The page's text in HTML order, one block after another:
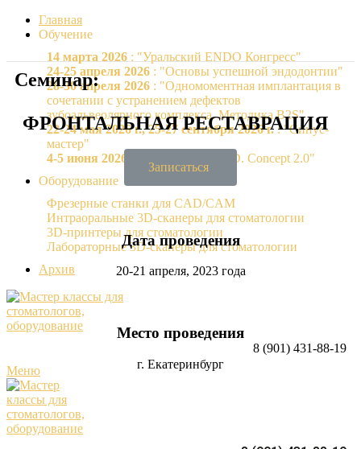
Главная
Обучение
14 марта 2026 : "Уральский ENDO Конгресс"
24-25 апреля 2026 : "Основы успешной эндодонтии"
28-30 апреля 2026 : "Одномоментная имплантация в
сочетании с устранением дефектов
зубоальвеолярного комплекса. Методика B2S"
22-24 мая 2026 г., 25-27 сентября 2026 г.: "Синус-
мастер"
4-5 июня 2026 г.
: "VERTIPREP F.D. Concept 2.0"
Оборудование
Фрезерные станки для CAD/CAM
Интраоральные 3D-сканеры для стоматологии
3D-принтеры для стоматологии
Лабораторные 3D-сканеры для стоматологии
Архив
8 (901) 431-88-19
Меню
Семинар:
ФРОНТАЛЬНАЯ РЕСТАВРАЦИЯ
Записаться
Дата проведения
20-21 апреля, 2023 года
Место проведения
г. Екатеринбург